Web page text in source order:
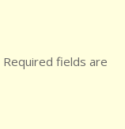
Required fields are